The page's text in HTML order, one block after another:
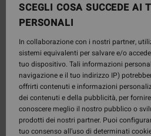
SCEGLI COSA SUCCEDE AI
PERSONALI
In collaborazione con i nostri partner,
sistemi equivalenti per salvare e/o
tuo dispositivo. Tali informazioni
navigazione e il tuo indirizzo IP)
offrirti contenuti e informazioni
dei contenuti e della pubblicità, per
conoscere meglio il nostro pubblico o
prodotti dei nostri partner. Puoi
tuo consenso all’uso di determinati